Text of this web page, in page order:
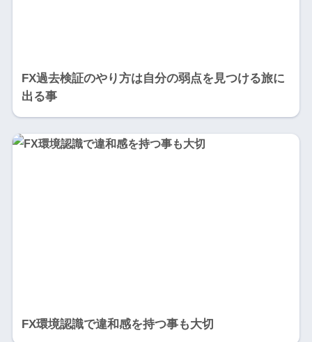
FX過去検証のやり方は自分の弱点を見つける旅に
出る事
FX環境認識で違和感を持つ事も大切